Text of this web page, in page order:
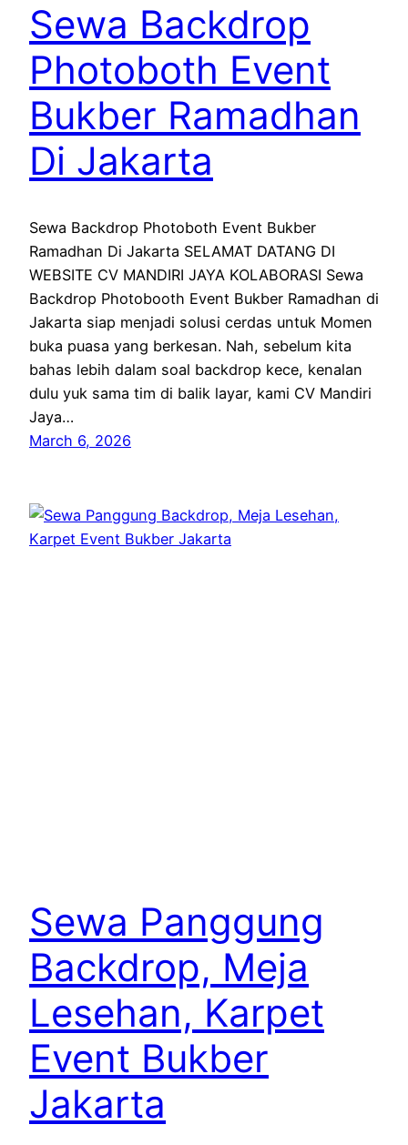
Sewa Backdrop
Photoboth Event
Bukber Ramadhan
Di Jakarta
Sewa Backdrop Photoboth Event Bukber
Ramadhan Di Jakarta SELAMAT DATANG DI
WEBSITE CV MANDIRI JAYA KOLABORASI Sewa
Backdrop Photobooth Event Bukber Ramadhan di
Jakarta siap menjadi solusi cerdas untuk Momen
buka puasa yang berkesan. Nah, sebelum kita
bahas lebih dalam soal backdrop kece, kenalan
dulu yuk sama tim di balik layar, kami CV Mandiri
Jaya…
March 6, 2026
Sewa Panggung
Backdrop, Meja
Lesehan, Karpet
Event Bukber
Jakarta